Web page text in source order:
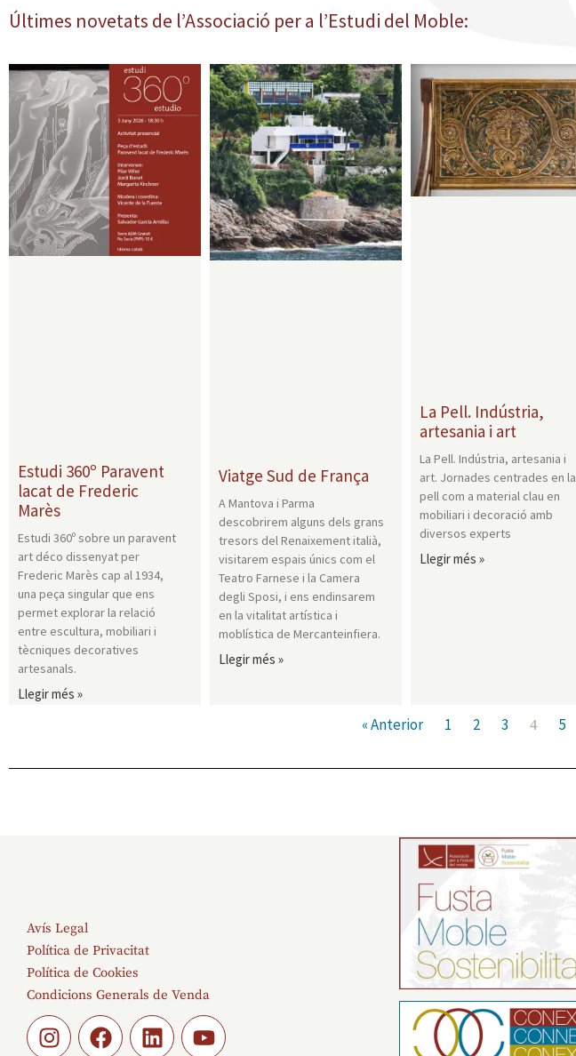
Últimes novetats de l’Associació per a l’Estudi del Moble:
Estudi 360º Paravent
lacat de Frederic
Marès
Estudi 360º sobre un paravent
art déco dissenyat per
Frederic Marès cap al 1934,
una peça singular que ens
permet explorar la relació
entre escultura, mobiliari i
tècniques decoratives
artesanals.
Llegir més »
Viatge Sud de França
A Mantova i Parma
descobrirem alguns dels grans
tresors del Renaixement italià,
visitarem espais únics com el
Teatro Farnese i la Camera
degli Sposi, i ens endinsarem
en la vitalitat artística i
moblística de Mercanteinfiera.
Llegir més »
La Pell. Indústria,
artesania i art
La Pell. Indústria, artesania i
art. Jornades centrades en la
pell com a material clau en
mobiliari i decoració amb
diversos experts
Llegir més »
« Anterior 1 2 3 4 5
Avís Legal
Política de Privacitat
Política de Cookies
Condicions Generals de Venda